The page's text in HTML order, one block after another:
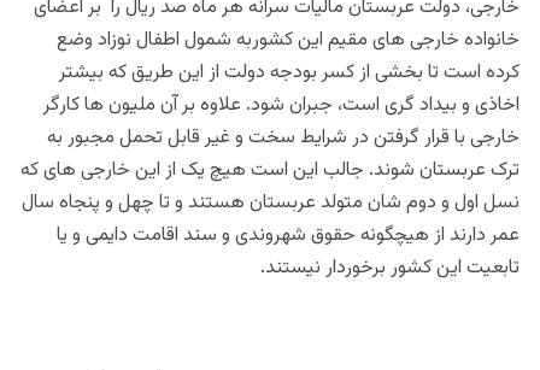
خارجی، دولت عربستان مالیات سرانه هر ماه صد ریال را بر اعضای
خانواده خارجی های مقیم این کشوربه شمول اطفال نوزاد وضع
کرده است تا بخشی از کسر بودجه دولت از این طریق که بیشتر
اخاذی و بیداد گری است، جبران شود. علاوه بر آن ملیون ها کارگر
خارجی با قرار گرفتن در شرایط سخت و غیر قابل تحمل مجبور به
ترک عربستان شوند. جالب این است هیچ یک از این خارجی های که
نسل اول و دوم شان متولد عربستان هستند و تا چهل و پنجاه سال
عمر دارند از هیچگونه حقوق شهروندی و سند اقامت دایمی و یا
تابعیت این کشور برخوردار نیستند.